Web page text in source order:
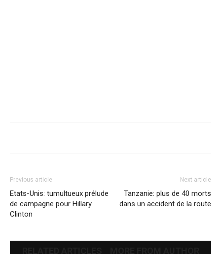
Previous article
Etats-Unis: tumultueux prélude
de campagne pour Hillary
Clinton
Next article
Tanzanie: plus de 40 morts
dans un accident de la route